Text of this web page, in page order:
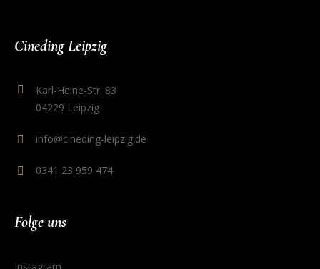
Cineding Leipzig
Karl-Heine-Str. 83
04229 Leipzig
info@cineding-leipzig.de
0341 23 959 474
Folge uns